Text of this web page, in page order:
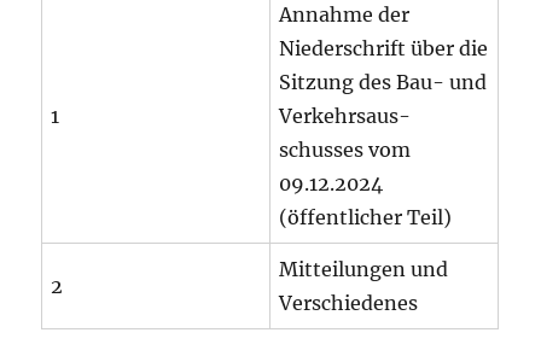
1
Annahme der
Niederschrift über die
Sitzung des Bau- und
Verkehrsaus-
schusses vom
09.12.2024
(öffentlicher Teil)
2
Mitteilungen und
Verschiedenes